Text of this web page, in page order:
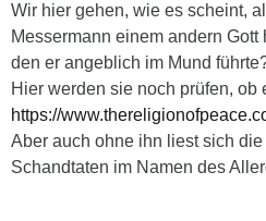
Wir hier gehen, wie es scheint,
Messermann einem andern
den er angeblich im Mund
Hier werden sie noch prüfen, ob
https://
Aber auch ohne ihn liest sich
Schandtaten im Namen des